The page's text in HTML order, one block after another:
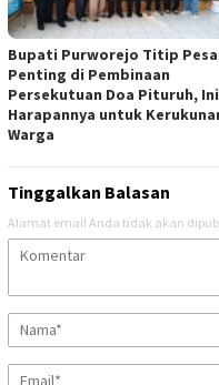
Bupati Purworejo Titip
Penting di Pembinaan
Persekutuan Doa Pituruh, Ini
Harapannya untuk
Warga
Tinggalkan Balasan
Alamat email Anda tidak akan